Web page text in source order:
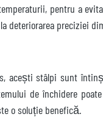
pentru a
preciziei
acești stâlpi sunt
de închidere
o soluție benefică.